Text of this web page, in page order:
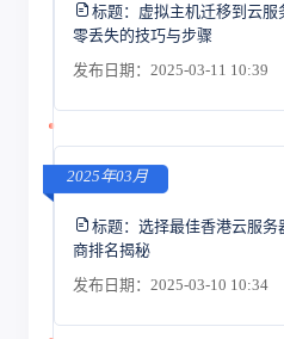
标题： 虚拟主机迁移到云
零丢失的技巧与步骤
发布日期：2025-03-11 10:39
2025年03月
标题： 选择最佳香港云服务
商排名揭秘
发布日期：2025-03-10 10:34